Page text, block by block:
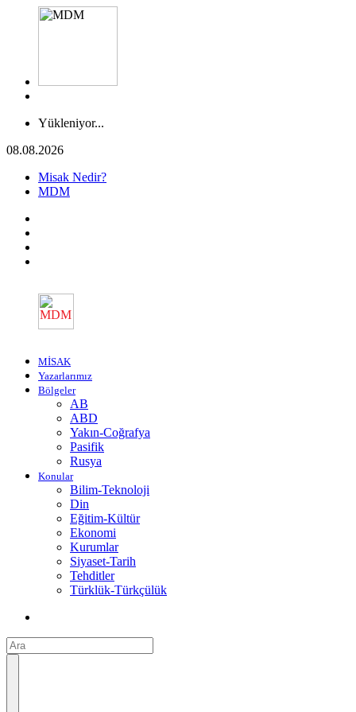
Yükleniyor...
08.08.2026
Misak Nedir?
MDM
MİSAK
Yazarlarımız
Bölgeler
AB
ABD
Yakın-Coğrafya
Pasifik
Rusya
Konular
Bilim-Teknoloji
Din
Eğitim-Kültür
Ekonomi
Kurumlar
Siyaset-Tarih
Tehditler
Türklük-Türkçülük